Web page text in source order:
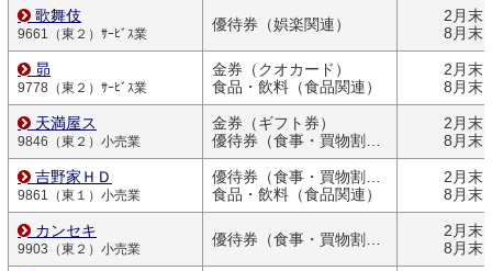
歌舞伎
9661（東２）ｻｰﾋﾞｽ業
優待券（娯楽関連）
2月末
8月末
昴
9778（東２）ｻｰﾋﾞｽ業
金券（クオカード）
食品・飲料（食品関連）
2月末
8月末
天満屋ス
9846（東２）小売業
金券（ギフト券）
優待券（食事・買物割引券）
2月末
8月末
吉野家ＨＤ
9861（東１）小売業
優待券（食事・買物割引券）
食品・飲料（食品関連）
2月末
8月末
カンセキ
9903（東２）小売業
優待券（食事・買物割引券）
2月末
8月末